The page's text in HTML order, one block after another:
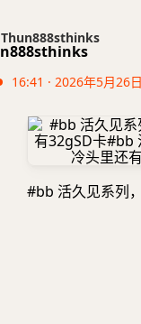
Thun888sthinks
16:41 · 2026年5月26
#bb 活久见系列